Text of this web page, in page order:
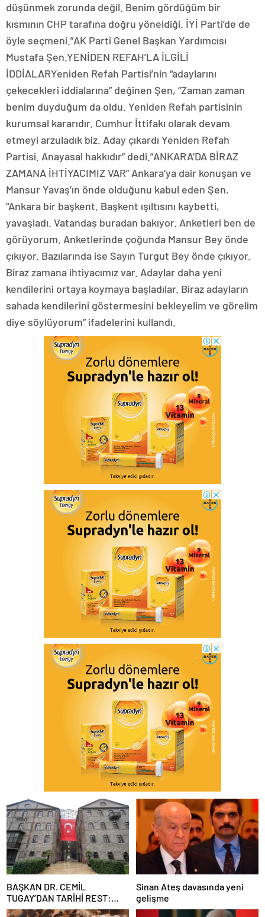
düşünmek zorunda değil. Benim gördüğüm bir
kısmının CHP tarafına doğru yöneldiği. İYİ Parti’de de
öyle seçmeni.”AK Parti Genel Başkan Yardımcısı
Mustafa Şen.YENİDEN REFAH’LA İLGİLİ
İDDİALARYeniden Refah Partisi’nin “adaylarını
çekecekleri iddialarına” değinen Şen, “Zaman zaman
benim duyduğum da oldu. Yeniden Refah partisinin
kurumsal kararıdır. Cumhur İttifakı olarak devam
etmeyi arzuladık biz. Aday çıkardı Yeniden Refah
Partisi. Anayasal hakkıdır” dedi.”ANKARA’DA BİRAZ
ZAMANA İHTİYACIMIZ VAR” Ankara’ya dair konuşan ve
Mansur Yavaş’ın önde olduğunu kabul eden Şen,
“Ankara bir başkent. Başkent ışıltısını kaybetti,
yavaşladı. Vatandaş buradan bakıyor. Anketleri ben de
görüyorum. Anketlerinde çoğunda Mansur Bey önde
çıkıyor. Bazılarında ise Sayın Turgut Bey önde çıkıyor.
Biraz zamana ihtiyacımız var. Adaylar daha yeni
kendilerini ortaya koymaya başladılar. Biraz adayların
sahada kendilerini göstermesini bekleyelim ve görelim
diye söylüyorum” ifadelerini kullandı.
BAŞKAN DR. CEMİL
TUGAY’DAN TARİHİ REST:
“İZMİR’İN MALINA
Sinan Ateş davasında yeni
gelişme